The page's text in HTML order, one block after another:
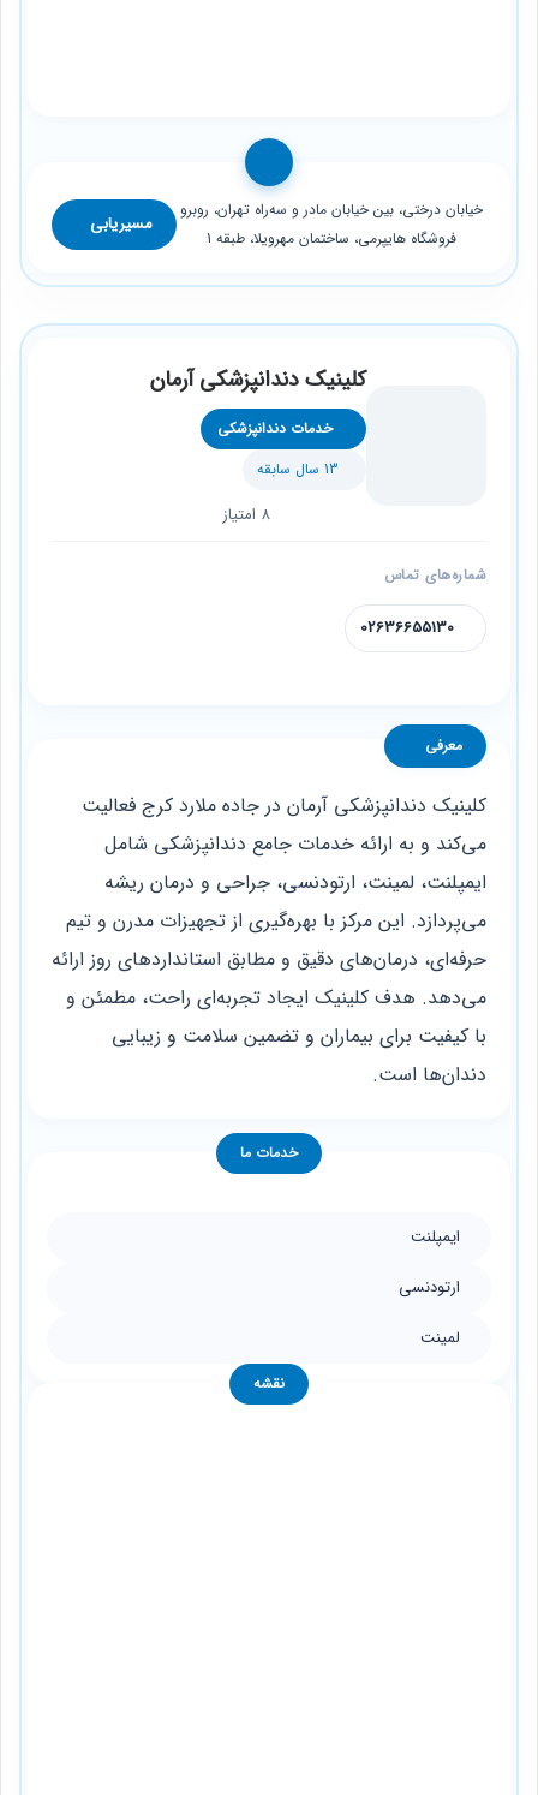
خیابان درختی، بین خیابان مادر و سه‌راه تهران، روبرو
فروشگاه هایپرمی، ساختمان مهرویلا، طبقه 1
مسیریابی
کلینیک دندانپزشکی آرمان
خدمات دندانپزشکی
13 سال سابقه
8 امتیاز
شماره‌های تماس
02636655130
معرفی
کلینیک دندانپزشکی آرمان در جاده ملارد کرج فعالیت
می‌کند و به ارائه خدمات جامع دندانپزشکی شامل
ایمپلنت، لمینت، ارتودنسی، جراحی و درمان ریشه
می‌پردازد. این مرکز با بهره‌گیری از تجهیزات مدرن و تیم
حرفه‌ای، درمان‌های دقیق و مطابق استانداردهای روز ارائه
می‌دهد. هدف کلینیک ایجاد تجربه‌ای راحت، مطمئن و
با کیفیت برای بیماران و تضمین سلامت و زیبایی
دندان‌ها است.
خدمات ما
ایمپلنت
ارتودنسی
لمینت
نقشه